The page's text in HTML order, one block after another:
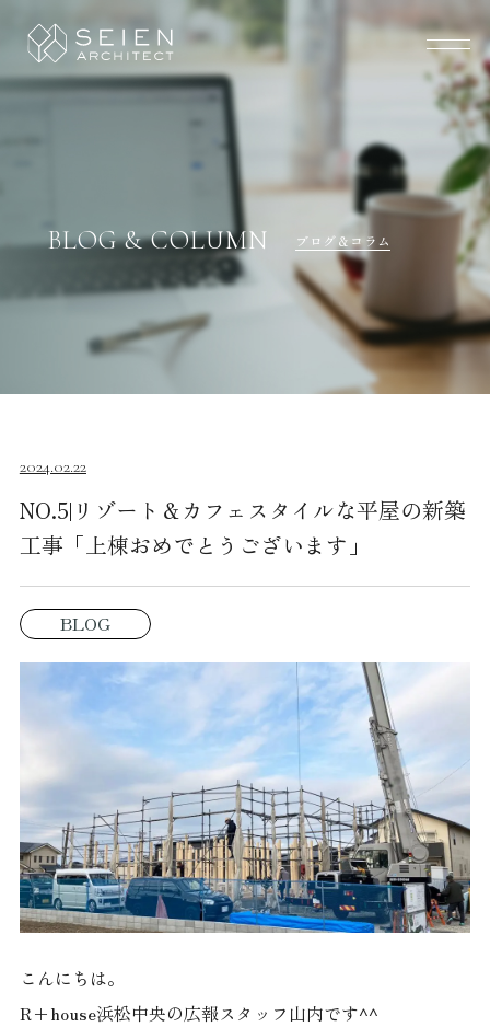
BLOG & COLUMN ブログ＆コラム
2024.02.22
NO.5|リゾート＆カフェスタイルな平屋の新築
工事「上棟おめでとうございます」
BLOG
こんにちは。
R+house浜松中央の広報スタッフ山内です^^